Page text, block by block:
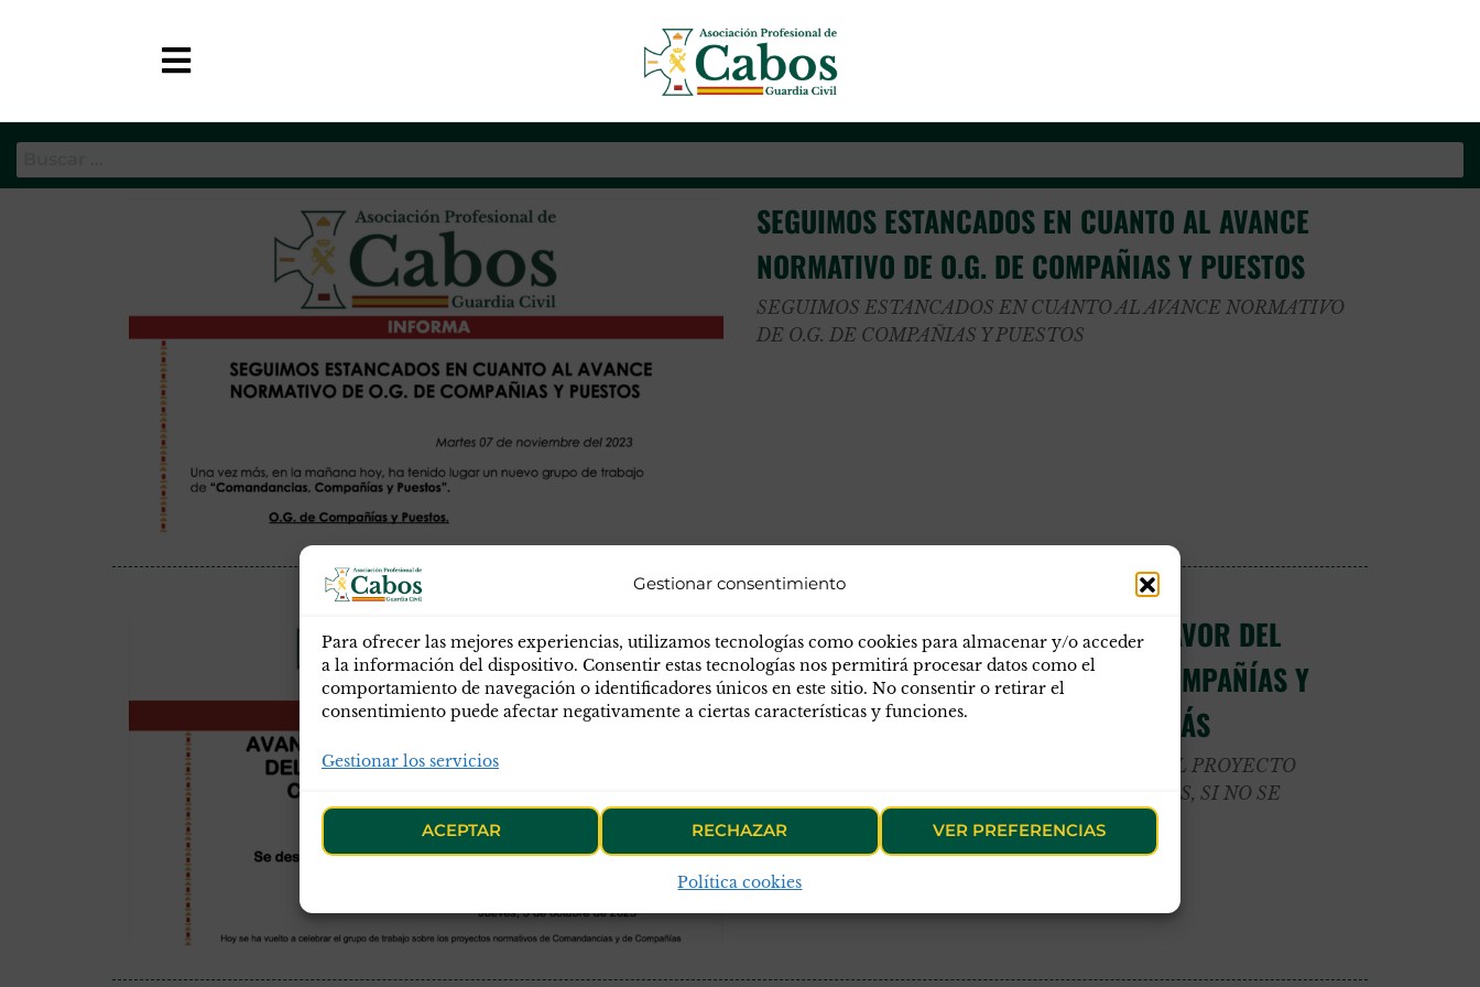
Gestionar consentimiento
Para ofrecer las mejores experiencias, utilizamos tecnologías como cookies para almacenar y/o acceder
a la información del dispositivo. Consentir estas tecnologías nos permitirá procesar datos como el
comportamiento de navegación o identificadores únicos en este sitio. No consentir o retirar el
consentimiento puede afectar negativamente a ciertas características y funciones.
Gestionar los servicios
ACEPTAR RECHAZAR VER PREFERENCIAS
Política cookies
APC-GC Asociación Profesional de Cabos de la Guardia Civil
Etiqueta:
SEGUIMOS ESTANCADOS EN CUANTO AL AVANCE
NORMATIVO DE O.G. DE COMPAÑIAS Y PUESTOS
SEGUIMOS ESTANCADOS EN CUANTO AL AVANCE NORMATIVO
DE O.G. DE COMPAÑIAS Y PUESTOS
AVANCES MÍNIMOS PARA ESTAR A FAVOR DEL
PROYECTO NORMATIVO DE OG de COMPAÑÍAS Y
PUESTOS, SI NO SE MODIFICA AÚN MÁS
AVANCES MÍNIMOS PARA ESTAR A FAVOR DEL PROYECTO
NORMATIVO DE OG de COMPAÑÍAS Y PUESTOS, SI NO SE
MODIFICA AÚN MÁS